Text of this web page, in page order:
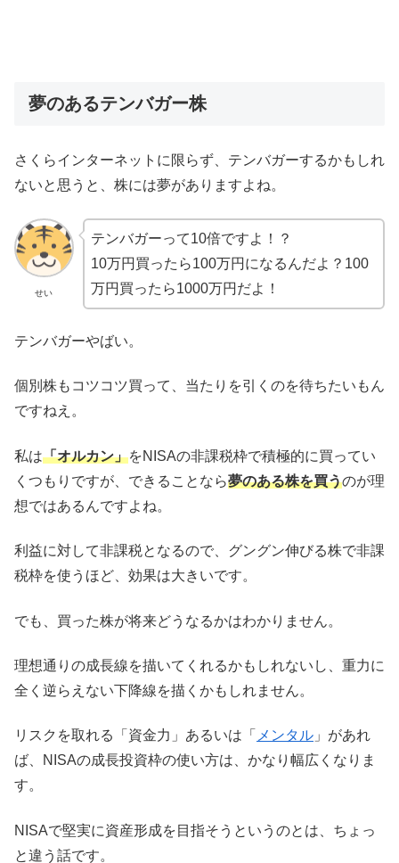
夢のあるテンバガー株
さくらインターネットに限らず、テンバガーするかもしれ
ないと思うと、株には夢がありますよね。
せい
テンバガーって10倍ですよ！？
10万円買ったら100万円になるんだよ？100
万円買ったら1000万円だよ！
テンバガーやばい。
個別株もコツコツ買って、当たりを引くのを待ちたいもん
ですねえ。
私は「オルカン」をNISAの非課税枠で積極的に買ってい
くつもりですが、できることなら夢のある株を買うのが理
想ではあるんですよね。
利益に対して非課税となるので、グングン伸びる株で非課
税枠を使うほど、効果は大きいです。
でも、買った株が将来どうなるかはわかりません。
理想通りの成長線を描いてくれるかもしれないし、重力に
全く逆らえない下降線を描くかもしれません。
リスクを取れる「資金力」あるいは「 メンタル 」があれ
ば、NISAの成長投資枠の使い方は、かなり幅広くなりま
す。
NISAで堅実に資産形成を目指そうというのとは、ちょっ
と違う話です。